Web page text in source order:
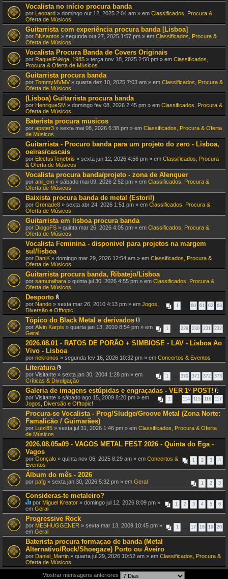
Vocalista no início procura banda
por Leonard » domingo out 12, 2025 2:04 am » em Classificados, Procura &
Oferta de Músicos
Guitarrista com experiência procura banda [Lisboa]
por BNsantos » segunda out 27, 2025 1:57 pm » em Classificados, Procura &
Oferta de Músicos
Vocalista Procura Banda de Covers Originais
por RaquelFVeiga_1985 » terça nov 18, 2025 2:50 pm » em Classificados,
Procura & Oferta de Músicos
Guitarrista procura banda
por TommyMVMV » quarta dez 10, 2025 7:03 am » em Classificados, Procura &
Oferta de Músicos
(Lisboa) Guitarrista procura banda
por HenriqueSM » domingo fev 08, 2026 2:45 pm » em Classificados, Procura &
Oferta de Músicos
Baterista procura musicos
por apster3 » sexta mai 08, 2026 6:38 pm » em Classificados, Procura & Oferta
de Músicos
Guitarrista - Procuro banda para um projeto do zero - Lisboa,
oeiras/cascais
por ElectusTenebris » sexta jun 12, 2026 4:56 pm » em Classificados, Procura
& Oferta de Músicos
Vocalista procura banda/projeto - zona de Alenquer
por anil_em » sábado mai 09, 2026 2:52 pm » em Classificados, Procura &
Oferta de Músicos
Baixista procura banda de metal (Estoril)
por Grenade8 » sexta abr 24, 2026 1:51 pm » em Classificados, Procura &
Oferta de Músicos
Guitarrista em lisboa procura banda
por DiogoFS » quinta mar 26, 2026 4:05 pm » em Classificados, Procura &
Oferta de Músicos
Vocalista Feminina - disponivel para projetos na margem
sul/lisboa
por DaniK » domingo mar 29, 2026 12:54 am » em Classificados, Procura &
Oferta de Músicos
Guitarrista procura banda, Ribatejo/Lisboa
por samuraihara » quinta jul 30, 2026 4:55 pm » em Classificados, Procura &
Oferta de Músicos
Desporto
A
n
e
x
o
s
)
1 60 61 62 63
por Nando » sexta mar 26, 2010 4:13 pm » em Jogos,
Diversão e Offtopic!
Tópico do Black Metal e derivados
A
e
x
(
s
1 229 230 231 232
por Alvin Karpis » quarta jan 13, 2010 8:54 pm » em
Geral
2026.08.01 - RATOS DE PORÃO + SIMBIOSE - LAV - Lisboa Ao
Vivo - Lisboa
por nekronos » segunda fev 16, 2026 10:32 pm » em Concertos & Eventos
Literatura
A
n
e
x
o
(
s
1 370 371 372 373
por Visitante » sexta jan 30, 2004 1:28 pm » em
Críticas & Divulgação
Galeria de imagens estúpidas e engraçadas - VER 1º POST!
A
n
e
x
)
1 114 115 116 117
por Visitante » sábado ago 15, 2009 8:20 pm » em
Jogos, Diversão e Offtopic!
Procura-se Vocalista - Prog/Sludge/Groove Metal (Zona Norte:
Famalicão / Guimarães)
por Luizi85 » sexta jul 31, 2026 1:46 pm » em Classificados, Procura & Oferta
de Músicos
2026.08.05a09 - VAGOS METAL FEST 2026 - Quinta do Ega -
Vagos
1 2 3 4
por Gonçalo » quinta nov 06, 2025 8:29 am » em Concertos &
Eventos
Álbum do mês - 2026
1 2 3
por pafg » sexta jan 30, 2026 5:32 pm » em Geral
Consideras-te metaleiro?
1 2 3 4 5 6
E
s
t
e
T
ó
p
i
c
o
t
por Miguel Kreator » domingo jul 12, 2026 8:09 pm »
em Geral
Progressive Rock
1 17 18 19 20
por MESHUGGENER » sexta mar 13, 2009 10:45 pm »
em Geral
Baterista procura formaçao de banda (Metal
Alternativo/Rock/Shoegaze) Porto ou Aveiro
por Daniel_Martin » quarta jul 29, 2026 10:52 am » em Classificados, Procura &
Oferta de Músicos
Mostrar mensagens anteriores